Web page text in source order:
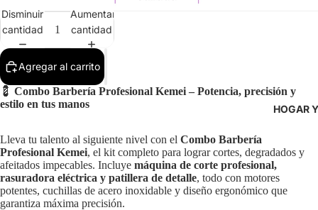
HOGAR
Disminuir
cantidad
Aumentar
cantidad
Agregar al carrito
💈 Combo Barbería Profesional Kemei – Potencia, precisión y
estilo en tus manos
Lleva tu talento al siguiente nivel con el Combo Barbería
Profesional Kemei, el kit completo para lograr cortes, degradados y
afeitados impecables. Incluye máquina de corte profesional,
rasuradora eléctrica y patillera de detalle, todo con motores
potentes, cuchillas de acero inoxidable y diseño ergonómico que
garantiza máxima precisión.